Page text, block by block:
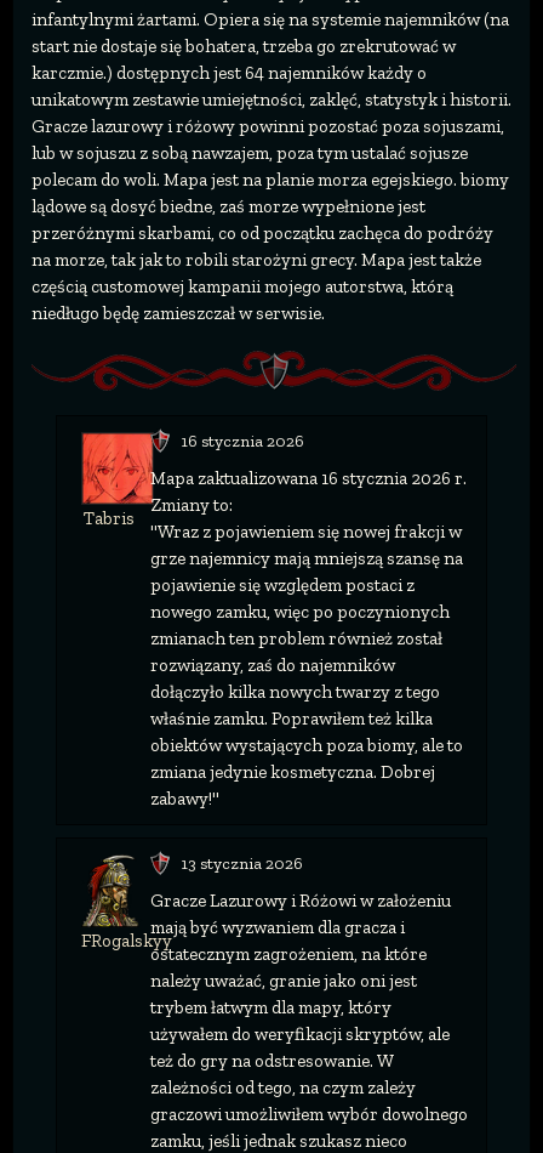
infantylnymi żartami. Opiera się na systemie najemników (na
start nie dostaje się bohatera, trzeba go zrekrutować w
karczmie.) dostępnych jest 64 najemników każdy o
unikatowym zestawie umiejętności, zaklęć, statystyk i historii.
Gracze lazurowy i różowy powinni pozostać poza sojuszami,
lub w sojuszu z sobą nawzajem, poza tym ustalać sojusze
polecam do woli. Mapa jest na planie morza egejskiego. biomy
lądowe są dosyć biedne, zaś morze wypełnione jest
przeróżnymi skarbami, co od początku zachęca do podróży
na morze, tak jak to robili starożyni grecy. Mapa jest także
częścią customowej kampanii mojego autorstwa, którą
niedługo będę zamieszczał w serwisie.
Tabris
16 stycznia 2026
Mapa zaktualizowana 16 stycznia 2026 r.
Zmiany to:
"Wraz z pojawieniem się nowej frakcji w
grze najemnicy mają mniejszą szansę na
pojawienie się względem postaci z
nowego zamku, więc po poczynionych
zmianach ten problem również został
rozwiązany, zaś do najemników
dołączyło kilka nowych twarzy z tego
właśnie zamku. Poprawiłem też kilka
obiektów wystających poza biomy, ale to
zmiana jedynie kosmetyczna. Dobrej
zabawy!"
FRogalskyy
13 stycznia 2026
Gracze Lazurowy i Różowi w założeniu
mają być wyzwaniem dla gracza i
ostatecznym zagrożeniem, na które
należy uważać, granie jako oni jest
trybem łatwym dla mapy, który
używałem do weryfikacji skryptów, ale
też do gry na odstresowanie. W
zależności od tego, na czym zależy
graczowi umożliwiłem wybór dowolnego
zamku, jeśli jednak szukasz nieco